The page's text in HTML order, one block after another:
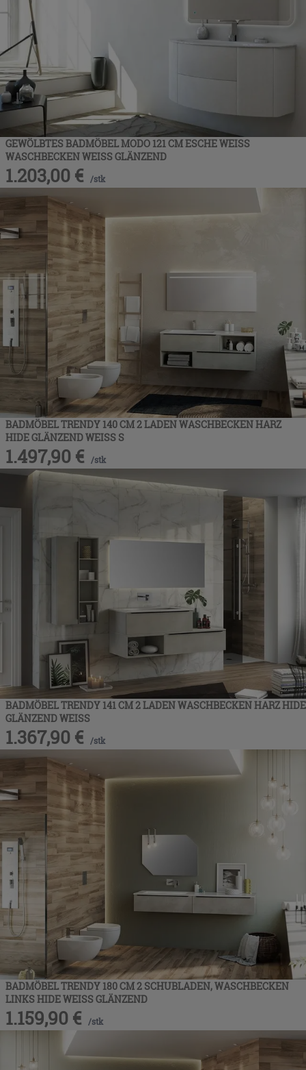
GEWÖLBTES BADMÖBEL MODO 121 CM ESCHE WEISS
WASCHBECKEN WEISS GLÄNZEND
1.203,00 € /stk
BADMÖBEL TRENDY 140 CM 2 LADEN WASCHBECKEN HARZ
HIDE GLÄNZEND WEISS S
1.497,90 € /stk
BADMÖBEL TRENDY 141 CM 2 LADEN WASCHBECKEN HARZ HIDE
GLÄNZEND WEISS
1.367,90 € /stk
BADMÖBEL TRENDY 180 CM 2 SCHUBLADEN, WASCHBECKEN
LINKS HIDE WEISS GLÄNZEND
1.159,90 € /stk